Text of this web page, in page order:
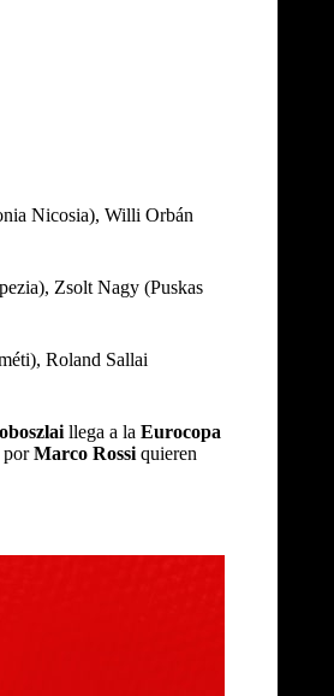
Nicosia), Willi Orbán
Zsolt Nagy (Puskas
Roland Sallai
llega a la Eurocopa
porMarco Rossi quieren